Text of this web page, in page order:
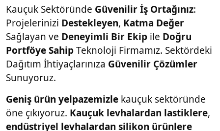
Kauçuk Sektöründe Güvenilir İş Ortağınız:
Projelerinizi Destekleyen, Katma Değer
Sağlayan ve Deneyimli Bir Ekip ile Doğru
Portföye Sahip Teknoloji Firmamız. Sektördeki
Dağıtım İhtiyaçlarınıza Güvenilir Çözümler
Sunuyoruz.
Geniş ürün yelpazemizle kauçuk sektöründe
öne çıkıyoruz. Kauçuk levhalardan lastiklere
endüstriyel levhalardan silikon ürünlere